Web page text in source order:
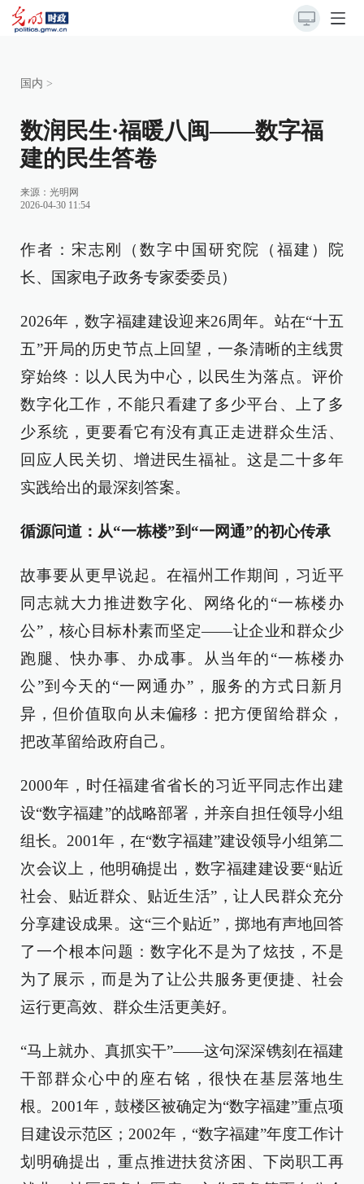
国内 >
数润民生·福暖八闽——数字福
建的民生答卷
来源： 光明网
2026-04-30 11:54
作者：宋志刚（数字中国研究院（福建）院
长、国家电子政务专家委委员）
2026年，数字福建建设迎来26周年。站在“十五
五”开局的历史节点上回望，一条清晰的主线贯
穿始终：以人民为中心，以民生为落点。评价
数字化工作，不能只看建了多少平台、上了多
少系统，更要看它有没有真正走进群众生活、
回应人民关切、增进民生福祉。这是二十多年
实践给出的最深刻答案。
循源问道：从“一栋楼”到“一网通”的初心传承
故事要从更早说起。在福州工作期间，习近平
同志就大力推进数字化、网络化的“一栋楼办
公”，核心目标朴素而坚定——让企业和群众少
跑腿、快办事、办成事。从当年的“一栋楼办
公”到今天的“一网通办”，服务的方式日新月
异，但价值取向从未偏移：把方便留给群众，
把改革留给政府自己。
2000年，时任福建省省长的习近平同志作出建
设“数字福建”的战略部署，并亲自担任领导小组
组长。2001年，在“数字福建”建设领导小组第二
次会议上，他明确提出，数字福建建设要“贴近
社会、贴近群众、贴近生活”，让人民群众充分
分享建设成果。这“三个贴近”，掷地有声地回答
了一个根本问题：数字化不是为了炫技，不是
为了展示，而是为了让公共服务更便捷、社会
运行更高效、群众生活更美好。
“马上就办、真抓实干”——这句深深镌刻在福建
干部群众心中的座右铭，很快在基层落地生
根。2001年，鼓楼区被确定为“数字福建”重点项
目建设示范区；2002年，“数字福建”年度工作计
划明确提出，重点推进扶贫济困、下岗职工再